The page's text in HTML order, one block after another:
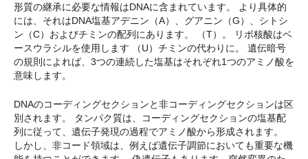
形質の継承に必要な情報はDNAに含まれています。 より具体的
には、それはDNA塩基アデニン（A）、グアニン（G）、シトシ
ン（C）およびチミンの配列にあります。 （T）。 リボ核酸はベ
ースウラシルを使用します （U）チミンの代わりに。 遺伝暗号
の規則によれば、3つの連続した塩基はそれぞれ1つのアミノ酸を
意味します。
DNAのコーディングセクションと非コーディングセクションは区
別されます。 タンパク質は、コーディングセクションの塩基配
列に従って、遺伝子発現の過程でアミノ酸から形成されます。
しかし、非コード領域は、例えば遺伝子調節においても重要な機